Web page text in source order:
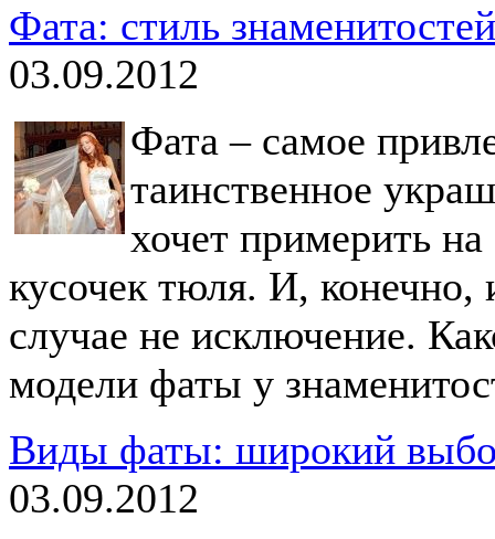
Фата: стиль знаменитостей
03.09.2012
Фата – самое
таинственное
хочет примерить
кусочек тюля. И, конечно,
случае не исключение.
модели фаты у
Виды фаты: широкий
03.09.2012